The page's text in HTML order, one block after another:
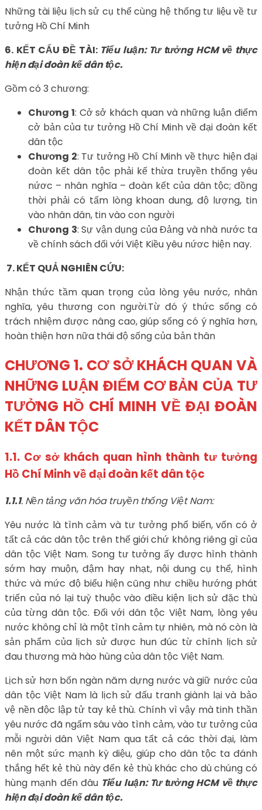
Những tài liệu lịch sử cụ thể cùng hệ thống tư liệu về tư
tưởng Hồ Chí Minh
6. KẾT CẤU ĐỀ TÀI: Tiểu luận: Tư tưởng HCM về thực
hiện đại đoàn kế dân tộc.
Gồm có 3 chương:
Chương 1: Cở sở khách quan và những luận điểm
cở bản của tư tưởng Hồ Chí Minh về đại đoàn kết
dân tộc
Chương 2: Tư tưởng Hồ Chí Minh về thực hiện đại
đoàn kết dân tộc phải kế thừa truyền thống yêu
nứơc – nhân nghĩa – đoàn kết của dân tộc; đồng
thời phải có tấm lòng khoan dung, độ lượng, tin
vào nhân dân, tin vào con người
Chưong 3: Sự vận dụng của Đảng và nhà nước ta
về chính sách đối với Việt Kiều yêu nứơc hiện nay.
7.KẾT QUẢ NGHIÊN CỨU:
Nhận thức tầm quan trọng của lòng yêu nước, nhân
nghĩa, yêu thương con người.Từ đó ý thức sống có
trách nhiệm được nâng cao, giúp sống có ý nghĩa hơn,
hoàn thiện hơn nữa thái độ sống của bản thân
CHƯƠNG 1. CƠ SỞ KHÁCH QUAN VÀ
NHỮNG LUẬN ĐIỂM CƠ BẢN CỦA TƯ
TƯỞNG HỒ CHÍ MINH VỀ ĐẠI ĐOÀN
KẾT DÂN TỘC
1.1. Cơ sở khách quan hình thành tư tưởng
Hồ Chí Minh về đại đoàn kết dân tộc
1.1.1. Nền tảng văn hóa truyền thống Việt Nam:
Yêu nước là tình cảm và tư tưởng phổ biến, vốn có ở
tất cả các dân tộc trên thế giới chứ không riêng gì của
dân tộc Việt Nam. Song tư tưởng ấy được hình thành
sớm hay muộn, đậm hay nhạt, nội dung cụ thể, hình
thức và mức độ biểu hiện cũng như chiều hướng phát
triển của nó lại tuỳ thuộc vào điều kiện lịch sử đặc thù
của từng dân tộc. Đối với dân tộc Việt Nam, lòng yêu
nước không chỉ là một tình cảm tự nhiên, mà nó còn là
sản phẩm của lịch sử được hun đúc từ chính lịch sử
đau thương mà hào hùng của dân tộc Việt Nam.
Lịch sử hơn bốn ngàn năm dựng nước và giữ nước của
dân tộc Việt Nam là lịch sử đấu tranh giành lại và bảo
vệ nền độc lập tử tay kẻ thù. Chính vì vậy mà tinh thần
yêu nước đã ngấm sâu vào tình cảm, vào tư tưởng của
mỗi người dân Việt Nam qua tất cả các thời đại, làm
nên một sức mạnh kỳ diệu, giúp cho dân tộc ta đánh
thắng hết kẻ thù này đến kẻ thù khác cho dù chúng có
hùng mạnh đến đâu Tiểu luận: Tư tưởng HCM về thực
hiện đại đoàn kế dân tộc.